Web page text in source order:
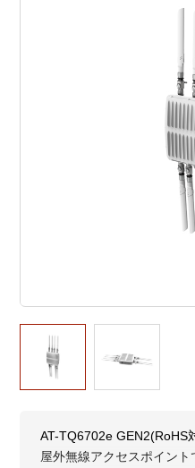
AT-TQ6702e GEN2(RoHS
屋外無線アクセスポイン